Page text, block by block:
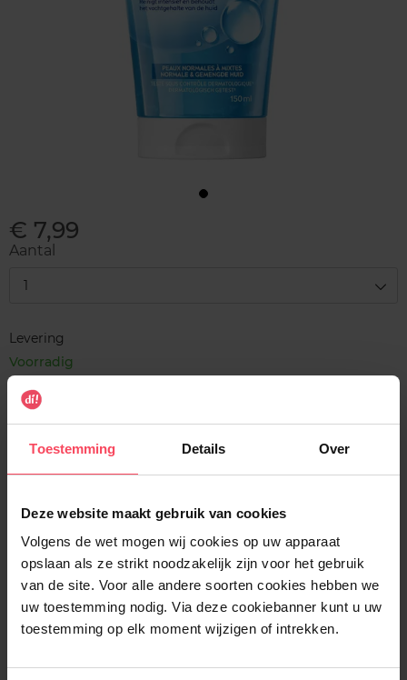
Toestemming Details Over
Deze website maakt gebruik van cookies
Volgens de wet mogen wij cookies op uw apparaat
opslaan als ze strikt noodzakelijk zijn voor het gebruik
van de site. Voor alle andere soorten cookies hebben we
uw toestemming nodig. Via deze cookiebanner kunt u uw
toestemming op elk moment wijzigen of intrekken.
€ 7,99
Aantal
1
Levering
Voorradig
Gratis levering bij aankoop van min. 35€.
Gratis retour in je winkelpunt
Verzending binnen 24u
Beschrijving